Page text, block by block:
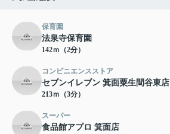
保育園
法泉寺保育園
142ｍ（2分）
コンビニエンスストア
セブンイレブン 箕面粟生間谷東店
213ｍ（3分）
スーパー
食品館アプロ 箕面店